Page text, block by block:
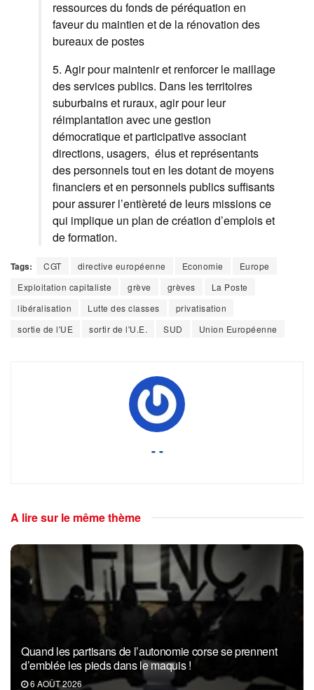
ressources du fonds de péréquation en
faveur du maintien et de la rénovation des
bureaux de postes
5. Agir pour maintenir et renforcer le maillage
des services publics. Dans les territoires
suburbains et ruraux, agir pour leur
réimplantation avec une gestion
démocratique et participative associant
directions, usagers, élus et représentants
des personnels tout en les dotant de moyens
financiers et en personnels publics suffisants
pour assurer l’entièreté de leurs missions ce
qui implique un plan de création d’emplois et
de formation.
Tags: CGT directive européenne Economie
Europe
Exploitation capitaliste
grève grèves
La Poste
libéralisation
Lutte des classes
privatisation
sortie de l'UE
sortir de l'U.E. SUD Union Européenne
- -
A lire sur le même thème
Quand les partisans de l’autonomie corse se prennent
d’emblée les pieds dans le maquis !
6 AOÛT 2026